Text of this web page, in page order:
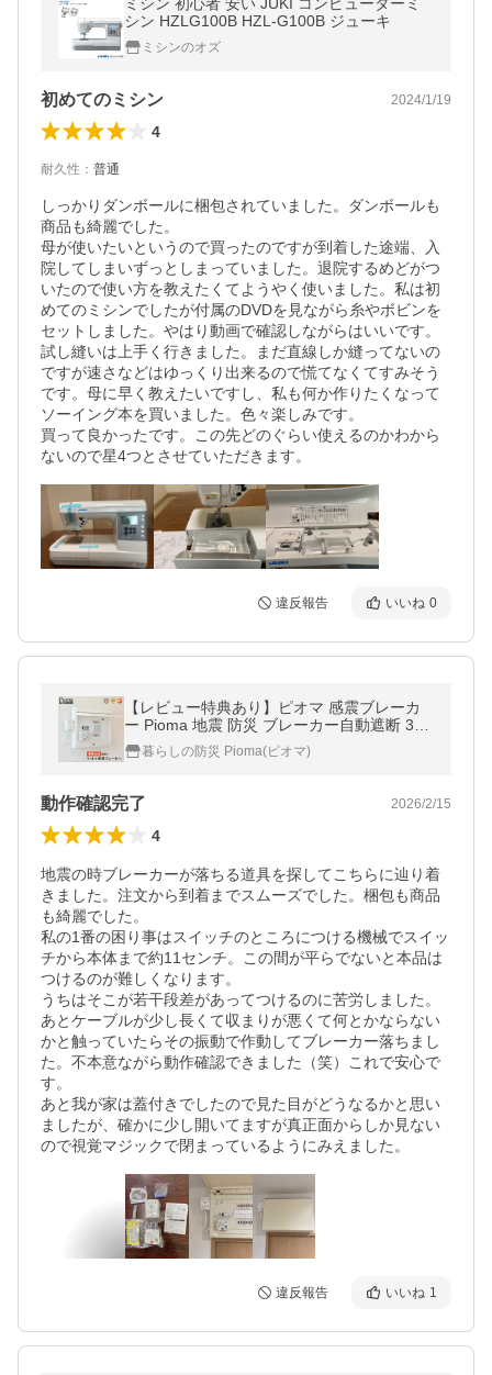
シン HZLG100B HZL-G100B ジューキ
ミシンのオズ
初めてのミシン 2024/1/19
4
耐久性 ： 普通
しっかりダンボールに梱包されていました。ダンボールも
商品も綺麗でした。
母が使いたいというので買ったのですが到着した途端、入
院してしまいずっとしまっていました。退院するめどがつ
いたので使い方を教えたくてようやく使いました。私は初
めてのミシンでしたが付属のDVDを見ながら糸やボビンを
セットしました。やはり動画で確認しながらはいいです。
試し縫いは上手く行きました。まだ直線しか縫ってないの
ですが速さなどはゆっくり出来るので慌てなくてすみそう
です。母に早く教えたいですし、私も何か作りたくなって
ソーイング本を買いました。色々楽しみです。
買って良かったです。この先どのぐらい使えるのかわから
ないので星4つとさせていただきます。
違反報告 いいね 0
【レビュー特典あり】ピオマ 感震ブレーカ
ー Pioma 地震 防災 ブレーカー自動遮断 3分
遅延 日本製 消防防災推奨品
暮らしの防災 Pioma(ピオマ)
動作確認完了 2026/2/15
4
地震の時ブレーカーが落ちる道具を探してこちらに辿り着
きました。注文から到着までスムーズでした。梱包も商品
も綺麗でした。
私の1番の困り事はスイッチのところにつける機械でスイッ
チから本体まで約11センチ。この間が平らでないと本品は
つけるのが難しくなります。
うちはそこが若干段差があってつけるのに苦労しました。
あとケーブルが少し長くて収まりが悪くて何とかならない
かと触っていたらその振動で作動してブレーカー落ちまし
た。不本意ながら動作確認できました（笑）これで安心で
す。
あと我が家は蓋付きでしたので見た目がどうなるかと思い
ましたが、確かに少し開いてますが真正面からしか見ない
違反報告 いいね 1